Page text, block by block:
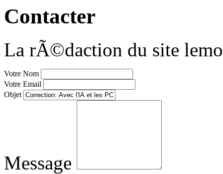
Contacter
La rÃ©daction du site
Votre Nom
Votre Email
Objet
Message